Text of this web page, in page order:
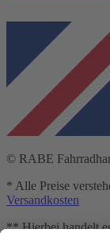
© RABE
* Alle Preise
Versandkosten
** Hierbei handelt